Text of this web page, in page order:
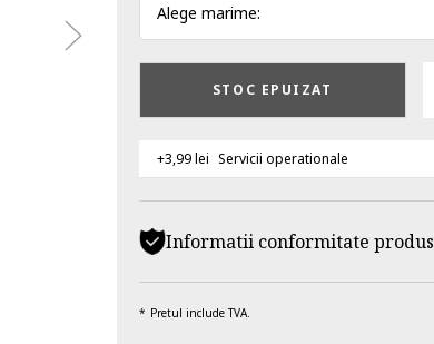
Alege marime:
STOC EPUIZAT
+3,99 lei Servicii operationale
Informatii conformitate produs
Pretul include TVA.